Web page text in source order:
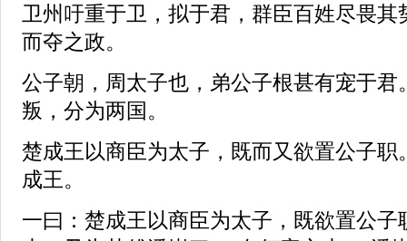
卫州吁重于卫，拟于君，群臣百姓尽畏
而夺之政。
公子朝，周太子也，弟公子根甚有宠于君
叛，分为两国。
楚成王以商臣为太子，既而又欲置公子职
成王。
一曰：楚成王以商臣为太子，既欲置公子